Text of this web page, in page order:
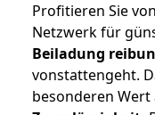
Profitieren Sie
Netzwerk für
Beiladung
vonstattengeht.
besonderen Wert